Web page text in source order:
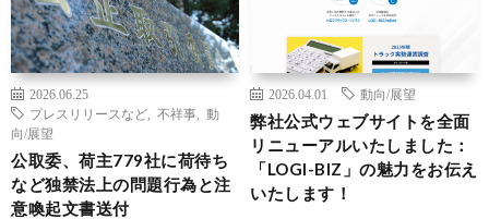
2026.06.25
プレスリリースなど
不祥事
動
向/展望
公取委、荷主779社に荷待ち
など独禁法上の問題行為と注
意喚起文書送付
2026.04.01 動向/展望
弊社公式ウェブサイトを全面
リニューアルいたしました：
「LOGI-BIZ」の魅力をお伝え
いたします！